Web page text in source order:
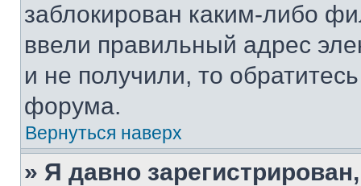
заблокирован каким-либо
ввели правильный адрес
и не получили, то
форума.
Вернуться наверх
» Я давно